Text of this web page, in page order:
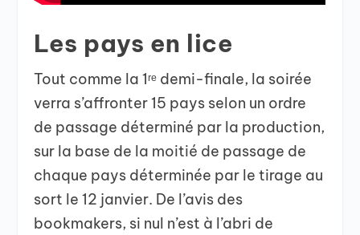
Les pays en lice
Tout comme la 1ʳᵉ demi-finale, la soirée
verra s’affronter 15 pays selon un ordre
de passage déterminé par la production,
sur la base de la moitié de passage de
chaque pays déterminée par le tirage au
sort le 12 janvier. De l’avis des
bookmakers, si nul n’est à l’abri de